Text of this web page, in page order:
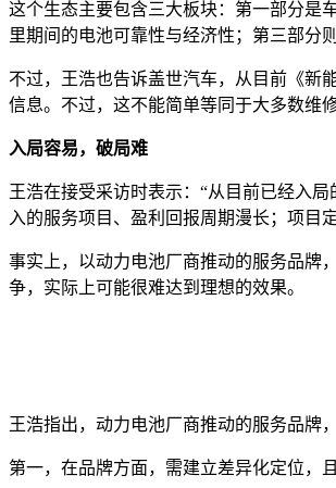
这个生态主要包含三大板块：第一部分是
里期间的电池可靠性与经济性；第三部分
不过，王浩也告诉盖世汽车，从目前《新
信息。不过，这不能简单等同于大多数维
入局容易，破局难
王浩在接受采访时表示：“从目前已经入
入的服务项目、盈利回报周期漫长；项目
事实上，以动力电池厂商推动的服务品牌
争，实际上可能很难达到理想的效果。
王浩指出，动力电池厂商推动的服务品牌
第一，在品牌方面，需建立差异化定位，